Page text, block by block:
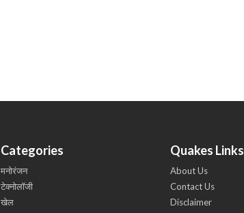
Categories
मनोरंजन
टेक्नोलॉजी
खेल
Quakes Links
About Us
Contact Us
Disclaimer